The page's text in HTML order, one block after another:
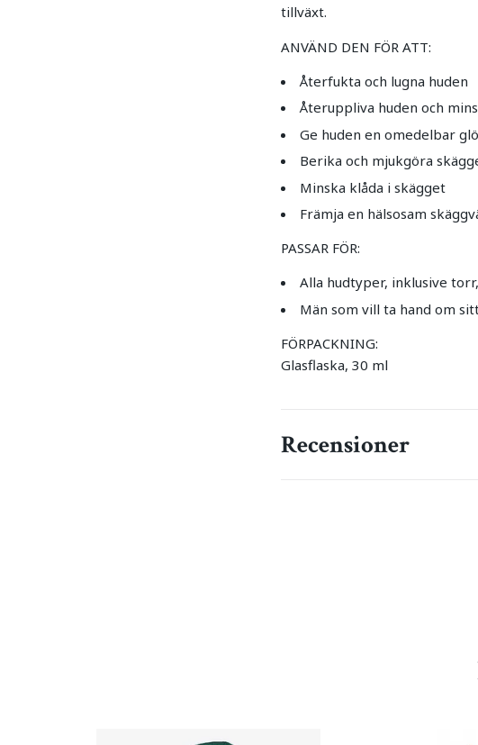
tillväxt.
ANVÄND DEN FÖR ATT:
Återfukta och lugna huden
Återuppliva huden och
Ge huden en omedelbar
Berika och mjukgöra
Minska klåda i skägget
Främja en hälsosam
PASSAR FÖR:
Alla hudtyper, inklusive
Män som vill ta hand om
FÖRPACKNING:
Glasflaska, 30 ml
Recensioner